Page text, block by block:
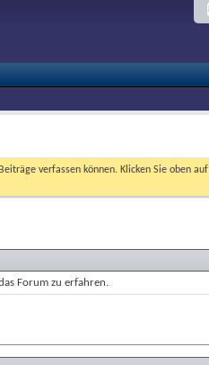
verfassen können. Klicken Sie oben
Forum zu erfahren.